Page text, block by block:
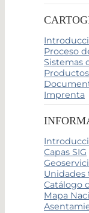
Proceso
Sistemas
Imprenta
Capas SIG
Catálogo
Mapa